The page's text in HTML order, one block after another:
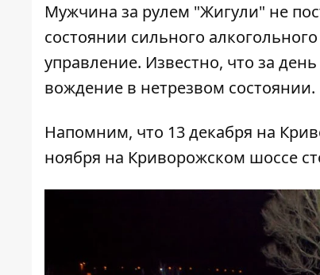
Мужчина за рулем "Жигули" не
состоянии сильного
управление. Известно, что за
вождение в нетрезвом состоянии.
Напомним, что 13 декабря на
ноября на Криворожском шоссе